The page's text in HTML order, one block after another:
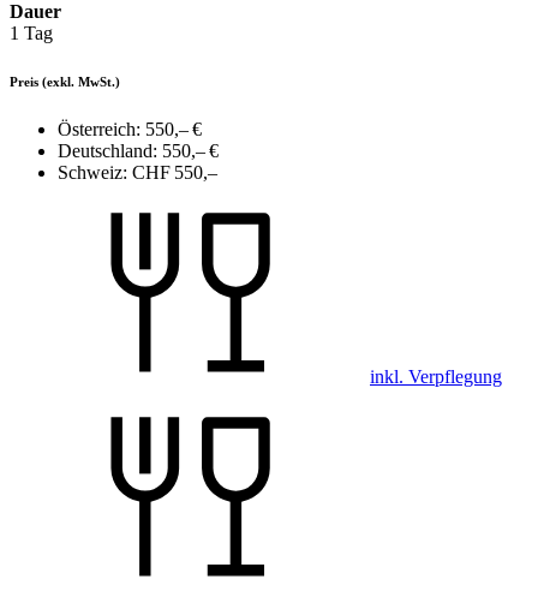
Dauer
1 Tag
Preis (exkl. MwSt.)
Österreich: 550,– €
Deutschland: 550,– €
Schweiz: CHF 550,–
inkl. Verpflegung